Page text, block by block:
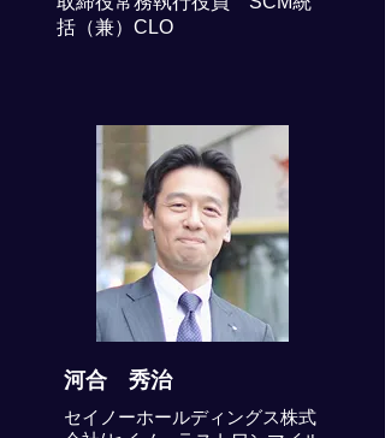
括（兼）CLO
河合 秀治
セイノーホールディングス株式